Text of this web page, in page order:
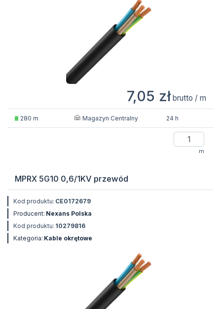
7,05 zł brutto / m
280 m Magazyn Centralny 24 h
m
MPRX 5G10 0,6/1KV przewód
Kod produktu: CE0172679
Producent: Nexans Polska
Kod produktu: 10279816
Kategoria: Kable okrętowe